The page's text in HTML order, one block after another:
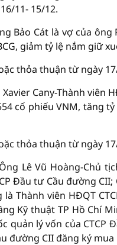
11- 15/12.
Bảo Cát là vợ của
giảm tỷ lệ nắm giữ
thỏa thuận từ ngày
Cany-Thành viên
cổ phiếu VNM, tăng
thỏa thuận từ ngày
Lê Vũ Hoàng-Chủ
Đầu tư Cầu đường CII;
Thành viên HĐQT
Kỹ thuật TP Hồ Chí
quản lý vốn của CTCP
đường CII đăng ký